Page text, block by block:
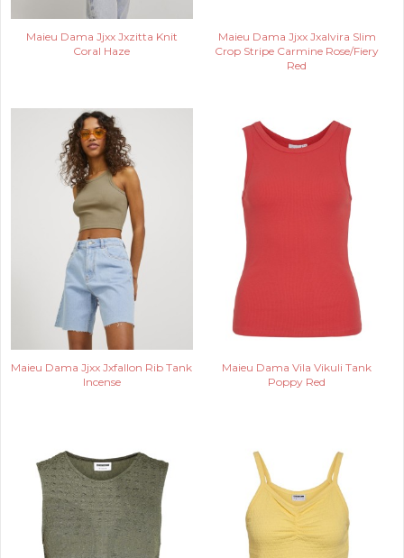
Maieu Dama Jjxx Jxzitta Knit
Coral Haze
Maieu Dama Jjxx Jxalvira Slim
Crop Stripe Carmine Rose/Fiery
Red
Maieu Dama Jjxx Jxfallon Rib Tank
Incense
Maieu Dama Vila Vikuli Tank
Poppy Red